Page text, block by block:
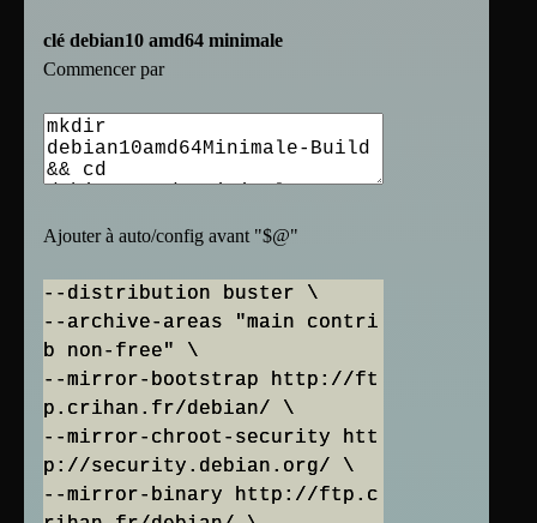
clé debian10 amd64 minimale
Commencer par
Ajouter à auto/config avant "$@"
--distribution buster \
--archive-areas "main contri
b non-free" \
--mirror-bootstrap http://ft
p.crihan.fr/debian/ \
--mirror-chroot-security htt
p://security.debian.org/ \
--mirror-binary http://ftp.c